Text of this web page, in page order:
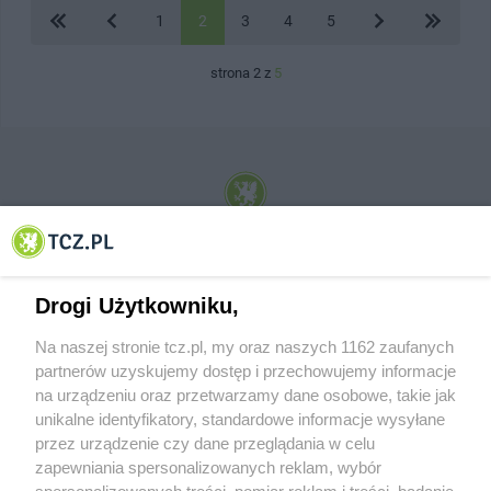
1 2 3 4 5
strona 2 z 5
© 2001-2026 Tczew - TCZ.PL Sp. z o.o. Internetowy Serwis Informacyjny Miasta
O FIRMIE POLITYKA PRYWATNOŚCI HOSTING
Drogi Użytkowniku,
Na naszej stronie tcz.pl, my oraz naszych 1162 zaufanych
partnerów uzyskujemy dostęp i przechowujemy informacje
na urządzeniu oraz przetwarzamy dane osobowe, takie jak
unikalne identyfikatory, standardowe informacje wysyłane
przez urządzenie czy dane przeglądania w celu
zapewniania spersonalizowanych reklam, wybór